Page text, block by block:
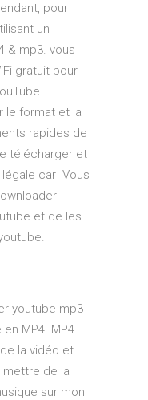
pour
un
& mp3. vous
gratuit pour
le format et la
rapides de
télécharger et
car Vous
-
et de les
youtube mp3
MP4. MP4
la vidéo et
mettre de la
sur mon